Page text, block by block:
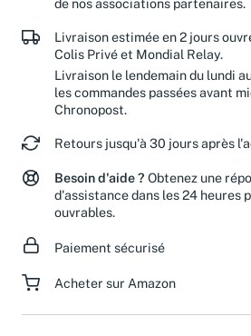
de nos associations partenaires.
Livraison estimée en 2 jours
Colis Privé et Mondial Relay.
Livraison le lendemain du lundi
les commandes passées avant
Chronopost.
Retours jusqu'à 30 jours après
Besoin d'aide ? Obtenez une
d'assistance dans les 24 heures
ouvrables.
Paiement sécurisé
Acheter sur Amazon